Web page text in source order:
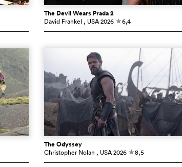
The Devil Wears Prada 2
David Frankel , USA 2026 c6,4
The Odyssey
Christopher Nolan , USA 2026 c8,5